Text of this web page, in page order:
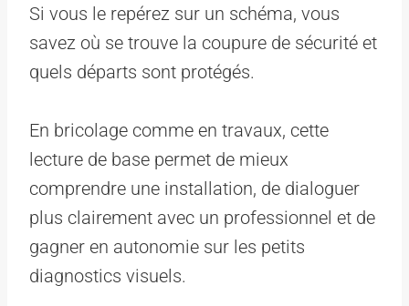
Si vous le repérez sur un schéma, vous
savez où se trouve la coupure de sécurité et
quels départs sont protégés.
En bricolage comme en travaux, cette
lecture de base permet de mieux
comprendre une installation, de dialoguer
plus clairement avec un professionnel et de
gagner en autonomie sur les petits
diagnostics visuels.